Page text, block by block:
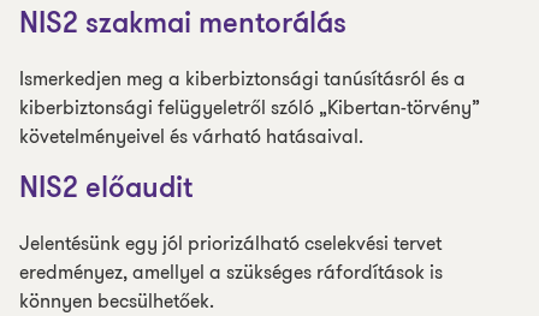
NIS2 szakmai mentorálás
Ismerkedjen meg a kiberbiztonsági tanúsításról és a
kiberbiztonsági felügyeletről szóló „Kibertan-törvény”
követelményeivel és várható hatásaival.
NIS2 előaudit
Jelentésünk egy jól priorizálható cselekvési tervet
eredményez, amellyel a szükséges ráfordítások is
könnyen becsülhetőek.